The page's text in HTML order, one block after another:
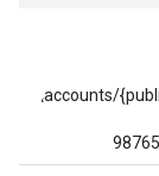
accounts/{publisherId}/mediationGroups/{mediationGroupId}‎،